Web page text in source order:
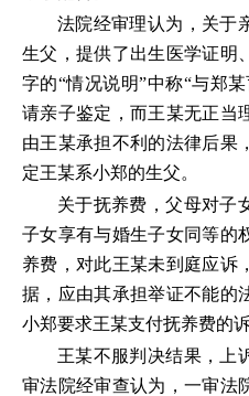
法院经审理认为，关于
生父，提供了出生医学证明
字的“情况说明”中称“与郑
请亲子鉴定，而王某无正当
由王某承担不利的法律后果
定王某系小郑的生父。
关于抚养费，父母对子
子女享有与婚生子女同等的
养费，对此王某未到庭应诉
据，应由其承担举证不能的
小郑要求王某支付抚养费的诉
王某不服判决结果，上
审法院经审查认为，一审法